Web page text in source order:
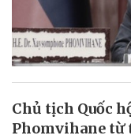
Chủ tịch Quốc
Phomvihane từ